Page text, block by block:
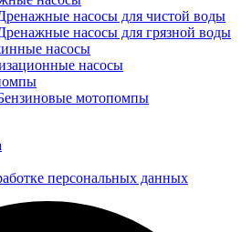
насосы для чистой воды
насосы для грязной воды
насосы
насосы
мотопомпы
персональных данных